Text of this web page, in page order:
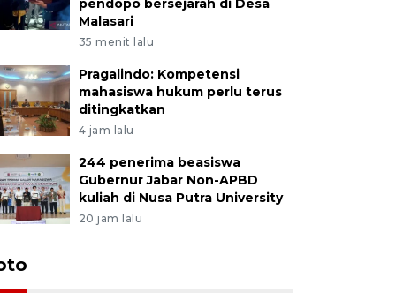
pendopo bersejarah di Desa
Malasari
35 menit lalu
Pragalindo: Kompetensi
mahasiswa hukum perlu terus
ditingkatkan
4 jam lalu
244 penerima beasiswa
Gubernur Jabar Non-APBD
kuliah di Nusa Putra University
20 jam lalu